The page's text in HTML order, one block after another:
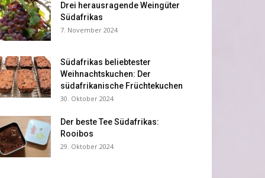
Drei herausragende Weingüter
Südafrikas
7. November 2024
Südafrikas beliebtester
Weihnachtskuchen: Der
südafrikanische Früchtekuchen
30. Oktober 2024
Der beste Tee Südafrikas:
Rooibos
29. Oktober 2024